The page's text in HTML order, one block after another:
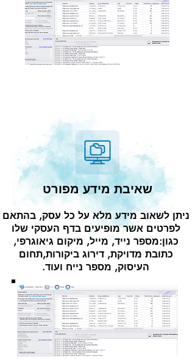
שאיבת מידע מפורט
ניתן לשאוב מידע מלא על כל עסק, בהתאם
לפרטים אשר מופיעים בדף העסקי שלו
כגון:מספר נייד, מייל, מיקום גיאוגרפי,
כתובת מדויקת, דירוג ביקורות,תחום
העיסוק, מספר נייח ועוד.